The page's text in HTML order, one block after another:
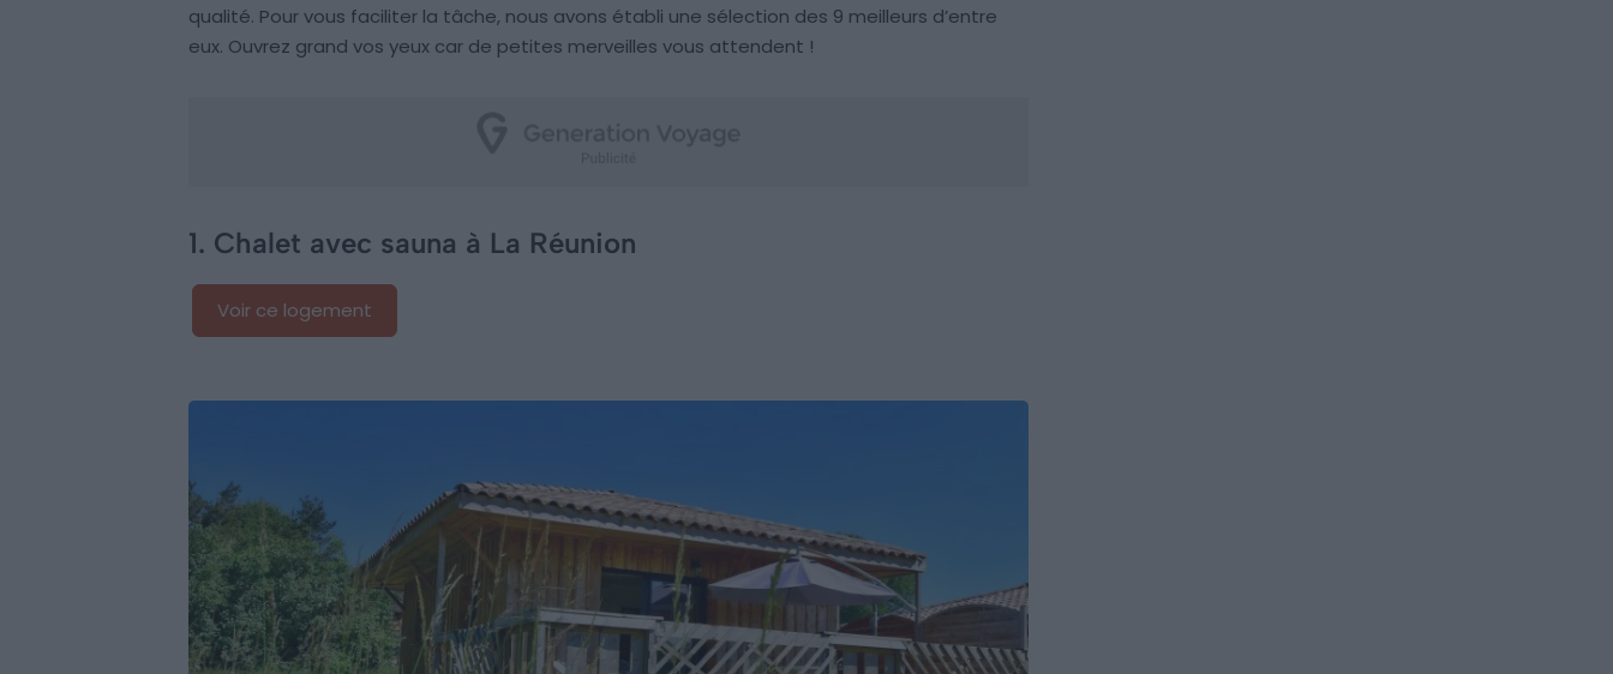
qualité. Pour vous faciliter la tâche, nous avons établi une sélection des 9 meilleurs d’entre
eux. Ouvrez grand vos yeux car de petites merveilles vous attendent !
1. Chalet avec sauna à La Réunion
Voir ce logement